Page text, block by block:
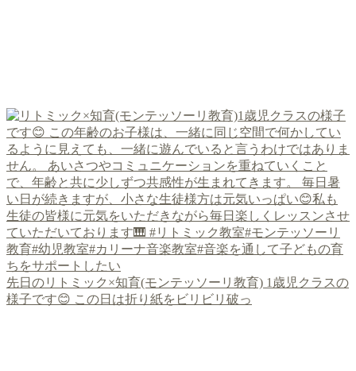
先日のリトミック×知育(モンテッソーリ教育) 1歳児クラスの
様子です😊 この日は折り紙をビリビリ破っ